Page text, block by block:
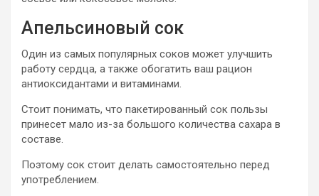
Апельсиновый сок
Один из самых популярных соков может улучшить
работу сердца, а также обогатить ваш рацион
антиоксидантами и витаминами.
Стоит понимать, что пакетированный сок пользы
принесет мало из-за большого количества сахара в
составе.
Поэтому сок стоит делать самостоятельно перед
употреблением.